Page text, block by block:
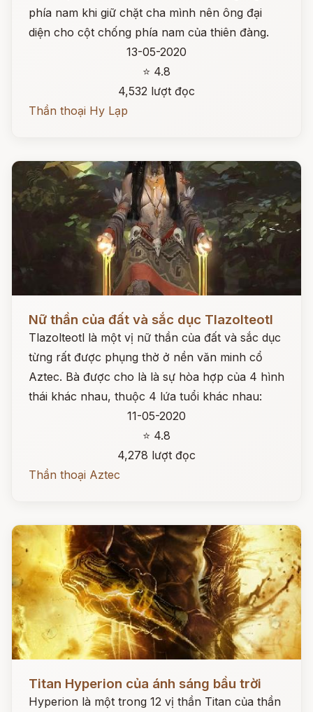
phía nam khi giữ chặt cha mình nên ông đại
diện cho cột chống phía nam của thiên đàng.
13-05-2020
⭐ 4.8
4,532 lượt đọc
Thần thoại Hy Lạp
Nữ thần của đất và sắc dục Tlazolteotl
Tlazolteotl là một vị nữ thần của đất và sắc dục
từng rất được phụng thờ ở nền văn minh cổ
Aztec. Bà được cho là là sự hòa hợp của 4 hình
thái khác nhau, thuộc 4 lứa tuổi khác nhau:
11-05-2020
⭐ 4.8
4,278 lượt đọc
Thần thoại Aztec
Titan Hyperion của ánh sáng bầu trời
Hyperion là một trong 12 vị thần Titan của thần